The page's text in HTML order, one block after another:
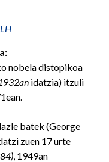
LH
nobela distopikoa
idatzia) itzuli
batek (George
zuen 17 urte
, 1949an